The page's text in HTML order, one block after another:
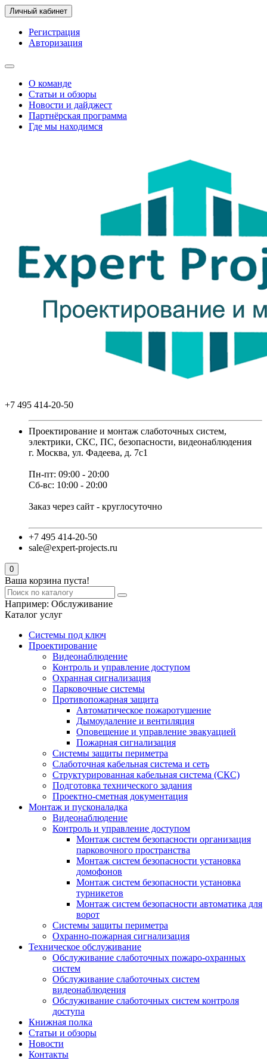
Личный кабинет
Регистрация
Авторизация
О команде
Статьи и обзоры
Новости и дайджест
Партнёрская программа
Где мы находимся
+7 495 414-20-50
Проектирование и монтаж слаботочных систем,
электрики, СКС, ПС, безопасности, видеонаблюдения
г. Москва, ул. Фадеева, д. 7с1
Пн-пт: 09:00 - 20:00
Сб-вс: 10:00 - 20:00
Заказ через сайт - круглосуточно
+7 495 414-20-50
sale@expert-projects.ru
0
Ваша корзина пуста!
Например: Обслуживание
Каталог услуг
Системы под ключ
Проектирование
Видеонаблюдение
Контроль и управление доступом
Охранная сигнализация
Парковочные системы
Противопожарная защита
Автоматическое пожаротушение
Дымоудаление и вентиляция
Оповещение и управление эвакуацией
Пожарная сигнализация
Системы защиты периметра
Слаботочная кабельная система и сеть
Структурированная кабельная система (СКС)
Подготовка технического задания
Проектно-сметная документация
Монтаж и пусконаладка
Видеонаблюдение
Контроль и управление доступом
Монтаж систем безопасности организация
парковочного пространства
Монтаж систем безопасности установка
домофонов
Монтаж систем безопасности установка
турникетов
Монтаж систем безопасности автоматика для
ворот
Системы защиты периметра
Охранно-пожарная сигнализация
Техническое обслуживание
Обслуживание слаботочных пожаро-охранных
систем
Обслуживание слаботочных систем
видеонаблюдения
Обслуживание слаботочных систем контроля
доступа
Книжная полка
Статьи и обзоры
Новости
Контакты